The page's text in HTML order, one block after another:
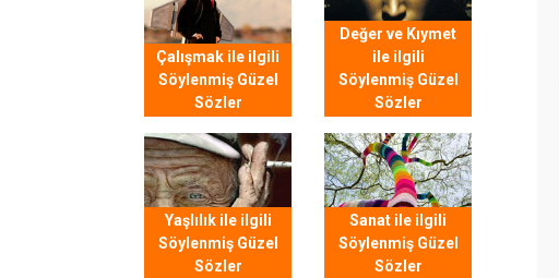
Çalışmak ile ilgili
Söylenmiş Güzel
Sözler
Değer ve Kıymet
ile ilgili
Söylenmiş Güzel
Sözler
Yaşlılık ile ilgili
Söylenmiş Güzel
Sözler
Sanat ile ilgili
Söylenmiş Güzel
Sözler